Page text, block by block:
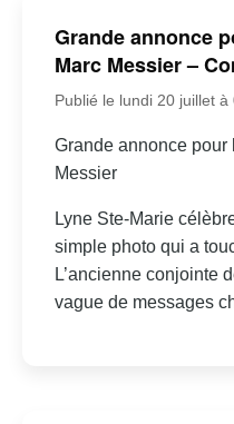
Grande annonce
Marc Messier –
Publié le lundi 20 juillet à
Grande annonce pour
Messier
Lyne Ste-Marie
simple photo qui a
L’ancienne conjointe
vague de messages